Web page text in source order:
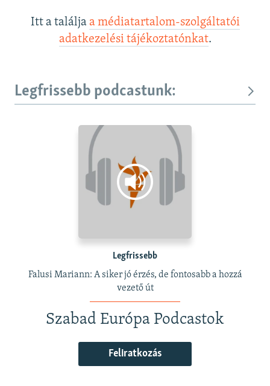
Itt a találja a médiatartalom-szolgáltatói
adatkezelési tájékoztatónkat.
Legfrissebb podcastunk:
Legfrissebb
Falusi Mariann: A siker jó érzés, de fontosabb a hozzá
vezető út
Szabad Európa Podcastok
Feliratkozás